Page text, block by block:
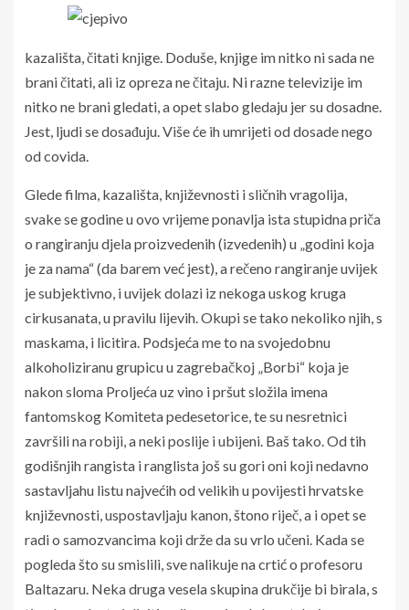
kazališta, čitati knjige. Doduše, knjige im nitko ni sada ne
brani čitati, ali iz opreza ne čitaju. Ni razne televizije im
nitko ne brani gledati, a opet slabo gledaju jer su dosadne.
Jest, ljudi se dosađuju. Više će ih umrijeti od dosade nego
od covida.
Glede filma, kazališta, književnosti i sličnih vragolija,
svake se godine u ovo vrijeme ponavlja ista stupidna priča
o rangiranju djela proizvedenih (izvedenih) u „godini koja
je za nama“ (da barem već jest), a rečeno rangiranje uvijek
je subjektivno, i uvijek dolazi iz nekoga uskog kruga
cirkusanata, u pravilu lijevih. Okupi se tako nekoliko njih, s
maskama, i licitira. Podsjeća me to na svojedobnu
alkoholiziranu grupicu u zagrebačkoj „Borbi“ koja je
nakon sloma Proljeća uz vino i pršut složila imena
fantomskog Komiteta pedesetorice, te su nesretnici
završili na robiji, a neki poslije i ubijeni. Baš tako. Od tih
godišnjih rangista i ranglista još su gori oni koji nedavno
sastavljahu listu najvećih od velikih u povijesti hrvatske
književnosti, uspostavljaju kanon, štono riječ, a i opet se
radi o samozvancima koji drže da su vrlo učeni. Kada se
pogleda što su smislili, sve nalikuje na crtić o profesoru
Baltazaru. Neka druga vesela skupina drukčije bi birala, s